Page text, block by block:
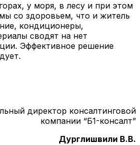
у моря, в лесу и при этом
со здоровьем, что и житель
кондиционеры,
сводят на нет
Эффективное решение
директор консалтинговой
компании “Б1-консалт”
Дурглишвили В.В.